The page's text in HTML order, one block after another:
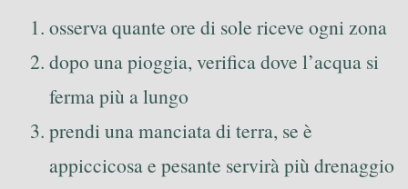
osserva quante ore di sole riceve ogni zona
dopo una pioggia, verifica dove l’acqua si
ferma più a lungo
prendi una manciata di terra, se è
appiccicosa e pesante servirà più drenaggio